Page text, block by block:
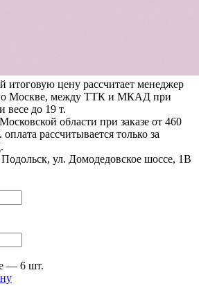
итоговую цену рассчитает менеджер
по Москве, между ТТК и МКАД при
весе до 19 т.
области при заказе от 460
рассчитывается только за
Подольск, ул. Домодедовское шоссе, 1В
— 6 шт.